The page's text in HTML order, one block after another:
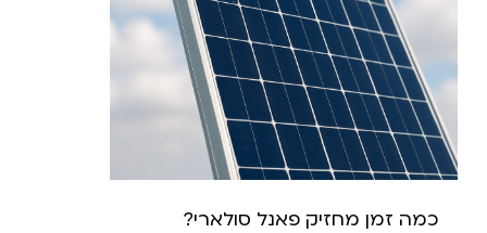
כמה זמן מחזיק פאנל סולארי?